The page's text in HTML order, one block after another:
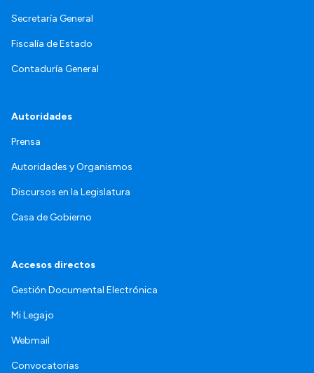
Secretaría General
Fiscalía de Estado
Contaduría General
Autoridades
Prensa
Autoridades y Organismos
Discursos en la Legislatura
Casa de Gobierno
Accesos directos
Gestión Documental Electrónica
Mi Legajo
Webmail
Convocatorias